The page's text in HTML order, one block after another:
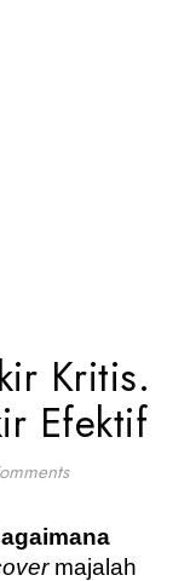
Kritis.
Efektif
majalah